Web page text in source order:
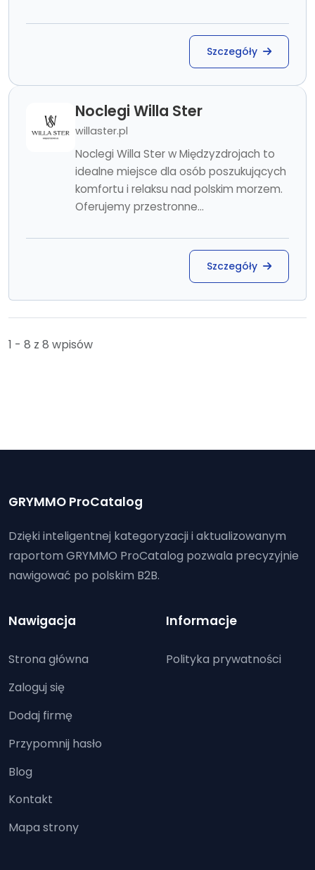
Szczegóły
Noclegi Willa Ster
willaster.pl
Noclegi Willa Ster w Międzyzdrojach to
idealne miejsce dla osób poszukujących
komfortu i relaksu nad polskim morzem.
Oferujemy przestronne...
Szczegóły
1 - 8 z 8 wpisów
GRYMMO ProCatalog
Dzięki inteligentnej kategoryzacji i aktualizowanym
raportom GRYMMO ProCatalog pozwala precyzyjnie
nawigować po polskim B2B.
Nawigacja
Strona główna
Zaloguj się
Dodaj firmę
Przypomnij hasło
Blog
Kontakt
Mapa strony
Informacje
Polityka prywatności